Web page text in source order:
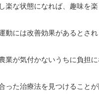
楽な状態になれば、趣味を楽
動には改善効果があるとされ
業が気付かないうちに負担に
った治療法を見つけることが